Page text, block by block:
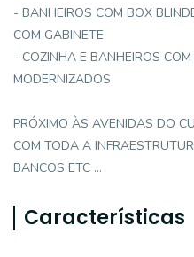
- BANHEIROS COM BOX
COM GABINETE
- COZINHA E BANHEIROS
MODERNIZADOS
PRÓXIMO ÀS AVENIDAS DO
COM TODA A
BANCOS ETC ...
Características